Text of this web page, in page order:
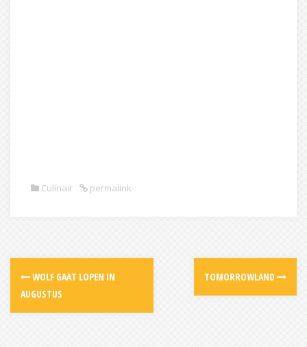
Culinair permalink
Post
navigation
WOLF GAAT LOPEN IN
AUGUSTUS
TOMORROWLAND